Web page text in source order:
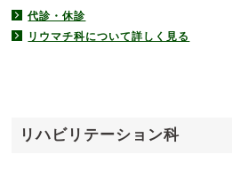
代診・休診
リウマチ科について詳しく見る
リハビリテーション科